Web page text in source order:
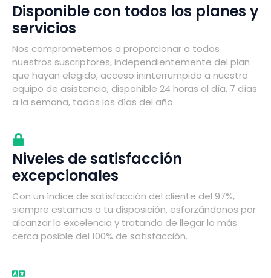
Disponible con todos los planes y
servicios
Nos comprometemos a proporcionar a todos
nuestros suscriptores, independientemente del plan
que hayan elegido, acceso ininterrumpido a nuestro
equipo de asistencia, disponible 24 horas al día, 7 días
a la semana, todos los días del año.
Niveles de satisfacción
excepcionales
Con un índice de satisfacción del cliente del 97%,
siempre estamos a tu disposición, esforzándonos por
alcanzar la excelencia y tratando de llegar lo más
cerca posible del 100% de satisfacción.